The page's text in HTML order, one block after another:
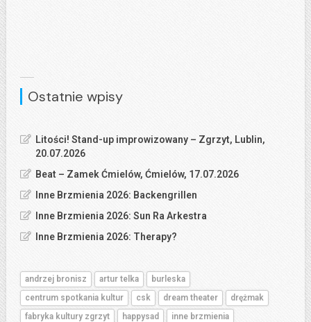
Ostatnie wpisy
Litości! Stand-up improwizowany – Zgrzyt, Lublin,
20.07.2026
Beat – Zamek Ćmielów, Ćmielów, 17.07.2026
Inne Brzmienia 2026: Backengrillen
Inne Brzmienia 2026: Sun Ra Arkestra
Inne Brzmienia 2026: Therapy?
andrzej bronisz artur telka
burleska
centrum spotkania kultur
csk dream theater
drężmak
fabryka kultury zgrzyt
happysad
inne brzmienia